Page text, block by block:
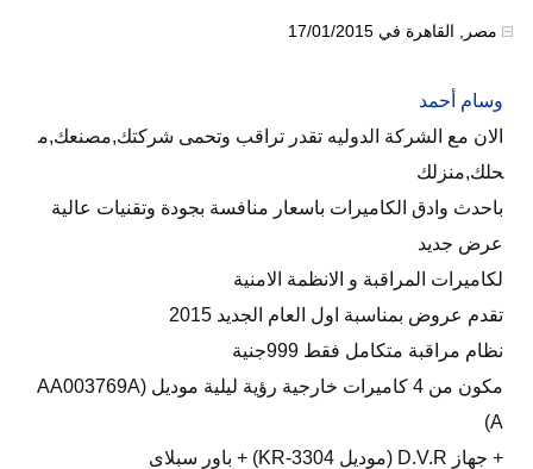
مصر القاهرة في 17/01/2015
وسام أحمد
الان مع الشركة الدوليه تقدر تراقب وتحمى شركتك,مصنعك,م
حلك,منزلك
باحدث وادق الكاميرات باسعار منافسة بجودة وتقنيات عالية
عرض جديد
لكاميرات المراقبة و الانظمة الامنية
تقدم عروض بمناسبة اول العام الجديد 2015
نظام مراقبة متكامل فقط 999جنية
مكون من 4 كاميرات خارجية رؤية ليلية موديل (AA003769A
A)
+ جهاز D.V.R (موديل KR-3304) + باور سبلاى